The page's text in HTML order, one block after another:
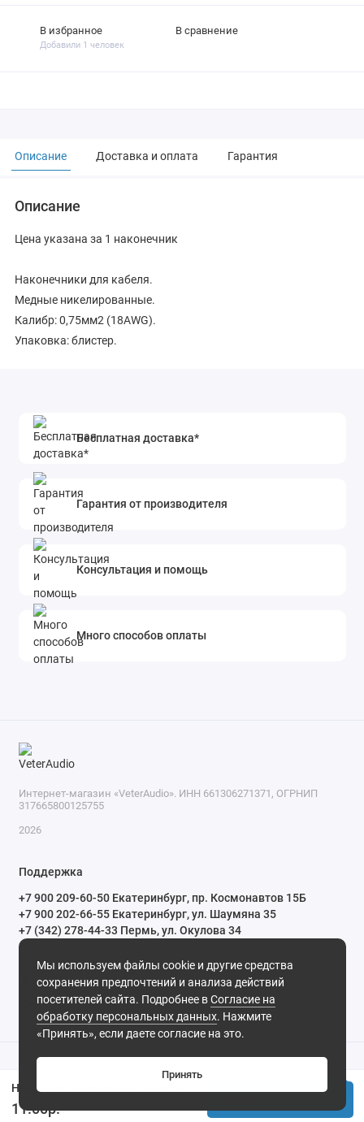
11.00р.
В избранное
Добавили 1 человек
В сравнение
Описание Доставка и оплата Гарантия
Описание
Цена указана за 1 наконечник
Наконечники для кабеля.
Медные никелированные.
Калибр: 0,75мм2 (18AWG).
Упаковка: блистер.
Бесплатная доставка*
Гарантия от производителя
Консультация и помощь
Много способов оплаты
Мы используем файлы cookie и другие средства
сохранения предпочтений и анализа действий
посетителей сайта. Подробнее вСогласие на
обработку персональных данных. Нажмите
«Принять», если даете согласие на это.
Принять
Интернет-магазин «VeterAudio». ИНН 661306271371, ОГРНИП
317665800125755
2026
Поддержка
+7 900 209-60-50 Екатеринбург, пр. Космонавтов 15Б
+7 900 202-66-55 Екатеринбург, ул. Шаумяна 35
+7 (342) 278-44-33 Пермь, ул. Окулова 34
Мы в сети